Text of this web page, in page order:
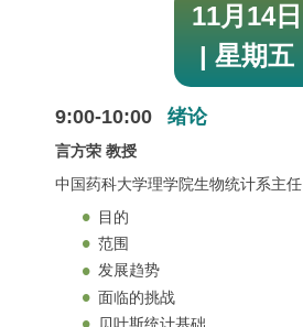
11月14日
| 星期五
9:00-10:00 绪论
言方荣 教授
中国药科大学理学院生物统计系主任
目的
范围
发展趋势
面临的挑战
贝叶斯统计基础